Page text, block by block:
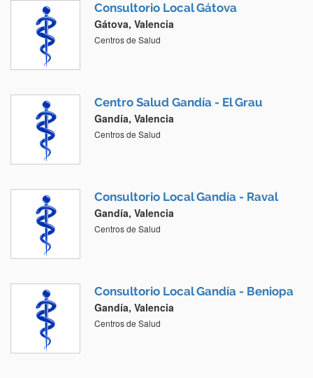
Consultorio Local Gátova
Gátova, Valencia
Centros de Salud
Centro Salud Gandía - El Grau
Gandía, Valencia
Centros de Salud
Consultorio Local Gandía - Raval
Gandía, Valencia
Centros de Salud
Consultorio Local Gandía - Beniopa
Gandía, Valencia
Centros de Salud